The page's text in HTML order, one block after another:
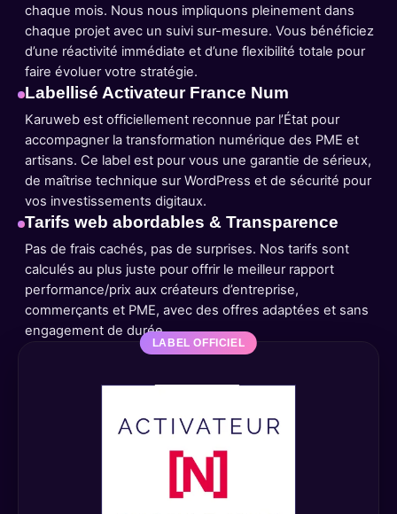
chaque mois. Nous nous impliquons pleinement dans
chaque projet avec un suivi sur-mesure. Vous bénéficiez
d’une réactivité immédiate et d’une flexibilité totale pour
faire évoluer votre stratégie.
Labellisé Activateur France Num
Karuweb est officiellement reconnue par l’État pour
accompagner la transformation numérique des PME et
artisans. Ce label est pour vous une garantie de sérieux,
de maîtrise technique sur WordPress et de sécurité pour
vos investissements digitaux.
Tarifs web abordables & Transparence
Pas de frais cachés, pas de surprises. Nos tarifs sont
calculés au plus juste pour offrir le meilleur rapport
performance/prix aux créateurs d’entreprise,
commerçants et PME, avec des offres adaptées et sans
engagement de durée.
LABEL OFFICIEL